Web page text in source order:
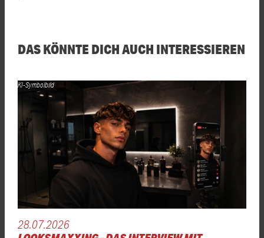
DAS KÖNNTE DICH AUCH INTERESSIEREN
KI-Symbolbild
28.07.2026